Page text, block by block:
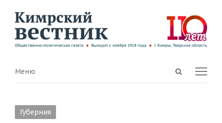
Open
Menu
Меню
Губерния